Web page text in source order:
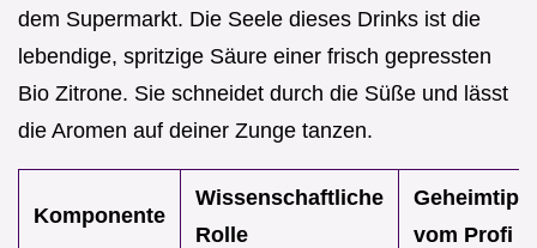
dem Supermarkt. Die Seele dieses Drinks ist die
lebendige, spritzige Säure einer frisch gepressten
Bio Zitrone. Sie schneidet durch die Süße und lässt
die Aromen auf deiner Zunge tanzen.
Komponente
Wissenschaftliche
Rolle
Geheimtipp
vom Profi